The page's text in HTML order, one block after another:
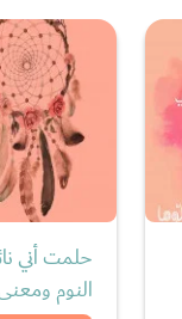
حلمت أني
النوم